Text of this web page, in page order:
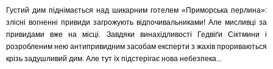
Густий дим піднімається над шикарним готелем «Приморська перлина»:
злісні вогненні привиди загрожують відпочивальниками! Але мисливці за
привидами вже на місці. Завдяки винахідливості Гедвіґи Сіктмини і
розробленим нею антипривидним засобам експерти з жахів прориваються
крізь задушливий дим. Але тут їх підстерігає нова небезпека...